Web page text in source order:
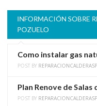
INFORMACIÓN SOBRE
POZUELO
Como instalar gas
POST BY
Plan Renove de
POST BY